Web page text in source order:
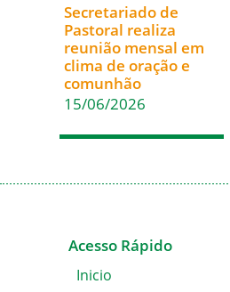
Secretariado de
Pastoral realiza
reunião mensal em
clima de oração e
comunhão
15/06/2026
Acesso Rápido
Inicio